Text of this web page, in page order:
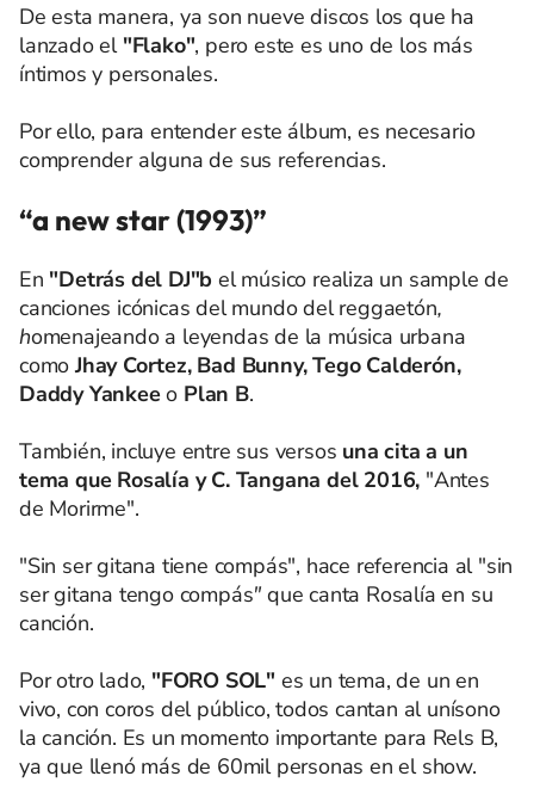
De esta manera, ya son nueve discos los que ha
lanzado el "Flako", pero este es uno de los más
íntimos y personales.
Por ello, para entender este álbum, es necesario
comprender alguna de sus referencias.
“a new star (1993)”
En "Detrás del DJ"b el músico realiza un sample de
canciones icónicas del mundo del reggaetón,
homenajeando a leyendas de la música urbana
comoJhay Cortez, Bad Bunny, Tego Calderón,
Daddy Yankeeo Plan B.
También, incluye entre sus versos una cita a un
tema que Rosalía y C. Tangana del 2016, "Antes
de Morirme".
"Sin ser gitana tiene compás", hace referencia al "sin
ser gitana tengo compás"que canta Rosalía en su
canción.
Por otro lado, "FORO SOL" es un tema, de un en
vivo, con coros del público, todos cantan al unísono
la canción. Es un momento importante para Rels B,
ya que llenó más de 60mil personas en el show.